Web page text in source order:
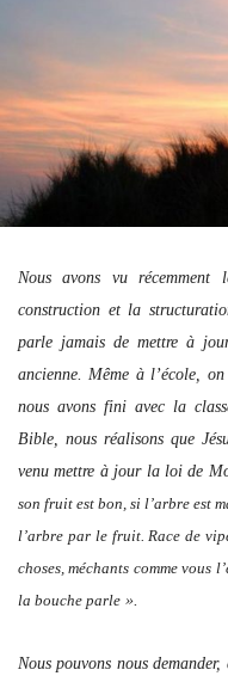
Nous avons vu
construction et la
parle jamais de mettre à
ancienne. Même à l’école,
nous avons fini avec la
Bible, nous réalisons que
venu mettre à jour la loi de
son fruit est bon, si l’arbre est
l’arbre par le fruit. Race de
choses, méchants comme vous
la bouche parle ».
Nous pouvons nous